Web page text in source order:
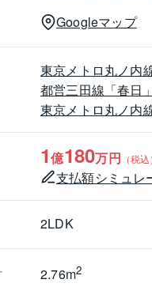
ロ丸の内線・南北線「後
武線、都営三田線「水
為、ごゆっくりとご見学
問い合わせくださいませ
Googleマップ
東京メトロ丸ノ内
都営三田線 「春日
東京メトロ丸ノ内
1億180万円 （税込
支払額シミュレ
2LDK
2.76m2